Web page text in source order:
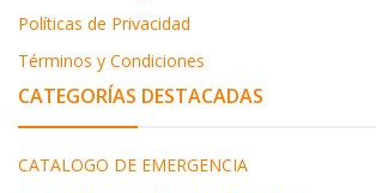
Políticas de Privacidad
Términos y Condiciones
CATEGORÍAS DESTACADAS
CATALOGO DE EMERGENCIA